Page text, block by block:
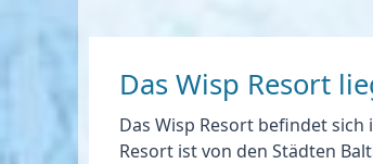
Das Wisp Resort
Das Wisp Resort befindet
Resort ist von den Städten